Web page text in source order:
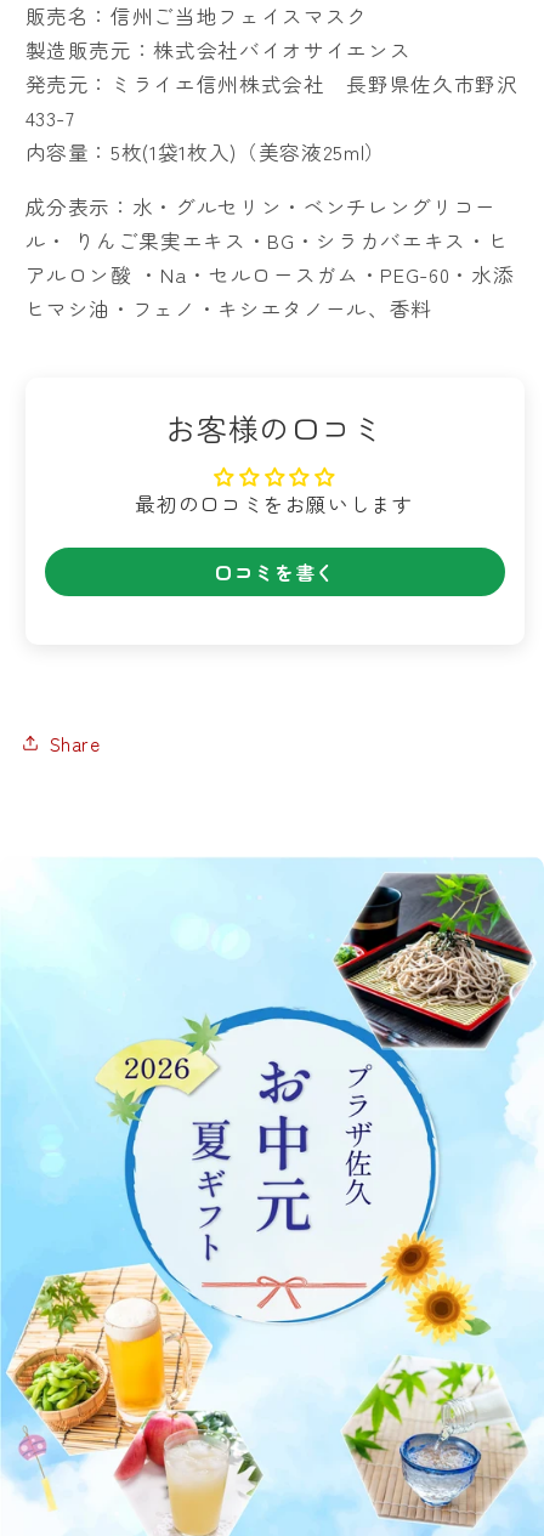
を
減
ら
す
を
増
や
販売名：信州ご当地フェイスマスク
製造販売元：株式会社バイオサイエンス
発売元：ミライエ信州株式会社 長野県佐久市野沢
433-7
内容量：5枚(1袋1枚入)（美容液25ml）
成分表示：水・グルセリン・ベンチレングリコー
ル・ りんご果実エキス・BG・シラカバエキス・ヒ
アルロン酸 ・Na・セルロースガム・PEG-60・水添
ヒマシ油・フェノ・キシエタノール、香料
お客様の口コミ
最初の口コミをお願いします
口コミを書く
Share